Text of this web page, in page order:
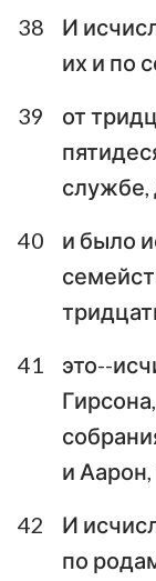
38
И
их и по
39
от
службе,
40
и было
41
это--
и
42
И
по